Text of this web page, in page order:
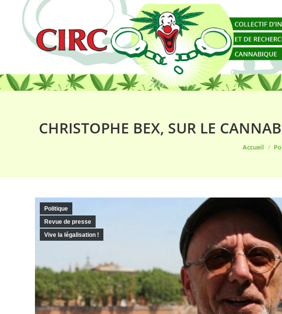
CHRISTOPHE BEX, SUR LE
Accueil
Politique
Revue de presse
Vive la légalisation !